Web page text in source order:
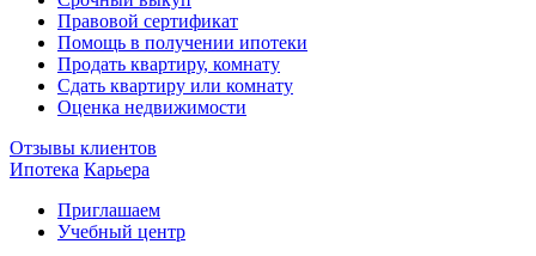
Правовой сертификат
Помощь в получении ипотеки
Продать квартиру, комнату
Сдать квартиру или комнату
Оценка недвижимости
Отзывы клиентов
Ипотека Карьера
Приглашаем
Учебный центр